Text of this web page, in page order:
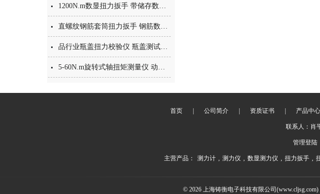
1200N.m数显扭力扳手 带储存数据电子扭力扳手 双向测量扭矩扳手
直螺纹钢筋套筒扭力扳手 钢筋数显扭力扳手 机械钢筋扭矩扳手
品行业瓶盖扭力校验仪 瓶盖测试仪价格 10N.m扭力仪
5-60N.m旋转式轴扭矩测量仪 动态旋转扭力测试仪器 动态扭矩计价格
首页 公司简介 资质证书 产品中心
联系人：肖
管理登陆
主营产品： 测力计 , 测力仪 , 数显测力仪 , 扭力扳手 ,
© 2026 上海铸衡电子科技有限公司